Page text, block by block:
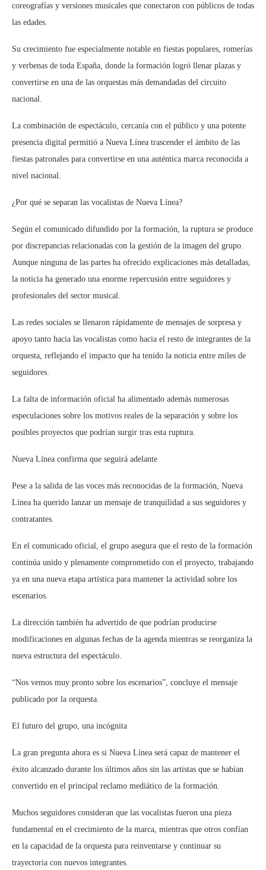
coreografías y versiones musicales que conectaron con públicos de todas
las edades.
Su crecimiento fue especialmente notable en fiestas populares, romerías
y verbenas de toda España, donde la formación logró llenar plazas y
convertirse en una de las orquestas más demandadas del circuito
nacional.
La combinación de espectáculo, cercanía con el público y una potente
presencia digital permitió a Nueva Línea trascender el ámbito de las
fiestas patronales para convertirse en una auténtica marca reconocida a
nivel nacional.
¿Por qué se separan las vocalistas de Nueva Línea?
Según el comunicado difundido por la formación, la ruptura se produce
por discrepancias relacionadas con la gestión de la imagen del grupo.
Aunque ninguna de las partes ha ofrecido explicaciones más detalladas,
la noticia ha generado una enorme repercusión entre seguidores y
profesionales del sector musical.
Las redes sociales se llenaron rápidamente de mensajes de sorpresa y
apoyo tanto hacia las vocalistas como hacia el resto de integrantes de la
orquesta, reflejando el impacto que ha tenido la noticia entre miles de
seguidores.
La falta de información oficial ha alimentado además numerosas
especulaciones sobre los motivos reales de la separación y sobre los
posibles proyectos que podrían surgir tras esta ruptura.
Nueva Línea confirma que seguirá adelante
Pese a la salida de las voces más reconocidas de la formación, Nueva
Línea ha querido lanzar un mensaje de tranquilidad a sus seguidores y
contratantes.
En el comunicado oficial, el grupo asegura que el resto de la formación
continúa unido y plenamente comprometido con el proyecto, trabajando
ya en una nueva etapa artística para mantener la actividad sobre los
escenarios.
La dirección también ha advertido de que podrían producirse
modificaciones en algunas fechas de la agenda mientras se reorganiza la
nueva estructura del espectáculo.
“Nos vemos muy pronto sobre los escenarios”, concluye el mensaje
publicado por la orquesta.
El futuro del grupo, una incógnita
La gran pregunta ahora es si Nueva Línea será capaz de mantener el
éxito alcanzado durante los últimos años sin las artistas que se habían
convertido en el principal reclamo mediático de la formación.
Muchos seguidores consideran que las vocalistas fueron una pieza
fundamental en el crecimiento de la marca, mientras que otros confían
en la capacidad de la orquesta para reinventarse y continuar su
trayectoria con nuevos integrantes.